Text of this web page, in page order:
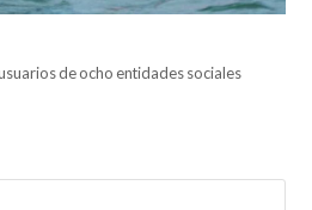
de ocho entidades sociales